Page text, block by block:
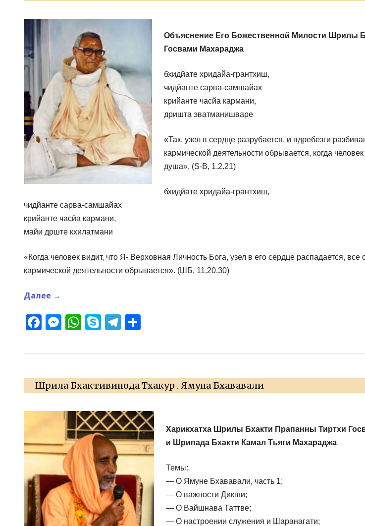
Объяснение Его Божественной Милости Шрилы
Госвами Махараджа
бхидйате хридайа-грантхиш,
чидйанте сарва-самшайах
крийанте часйа кармани,
дришта эватманишваре
«Так, узел в сердце разрубается, и вдребезги
кармической деятельности обрывается, когда
душа». (S-B, 1.2.21)
бхидйате хридайа-грантхиш,
чидйанте сарва-самшайах
крийанте часйа кармани,
майи дрште кхилатмани
«Когда человек видит, что Я- Верховная Личность Бога, узел в его сердце распадается,
кармической деятельности обрывается». (ШБ, 11.20.30)
Далее →
Facebook
Messenger
WhatsApp
SkypeTelegram
Шрила Бхактивинода Тхакур . Ямуна Бхававали
Харикхатха Шрилы Бхакти Прапанны Тиртхи
и Шрипада Бхакти Камал Тьяги Махараджа
Темы:
— О Ямуне Бхававали, часть 1;
— О важности Дикши;
— О Вайшнава Таттве;
— О настроении служения и Шаранагати;